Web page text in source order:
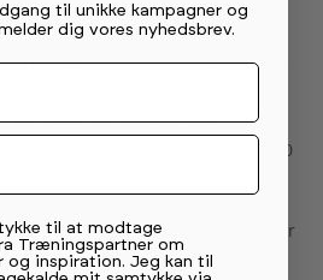
med op til 40 kg ekstra.
til mindre gruppetræning på op
kan arbejde med selve flip
brugere kan arbejde med
ankerne på siderne af TireFlip 180
punkter på selve rammen giver
til unikke kampagner og
dig vores nyhedsbrev.
til at modtage
Træningspartner om
og inspiration. Jeg kan til